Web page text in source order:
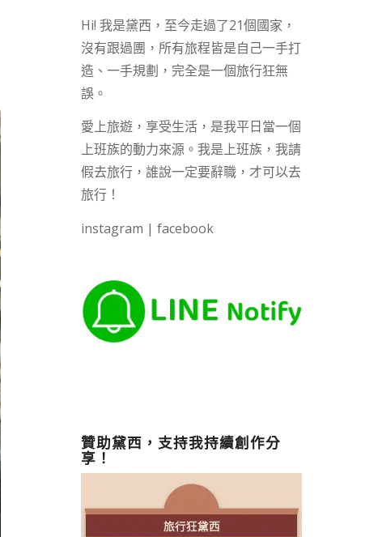
Hi! 我是黛西，至今走過了21個國家，
沒有跟過團，所有旅程皆是自己一手打
造、一手規劃，完全是一個旅行狂無
誤。
愛上旅遊，享受生活，是我平日當一個
上班族的動力來源。我是上班族，我請
假去旅行，誰說一定要辭職，才可以去
旅行！
instagram | facebook
贊助黛西，支持我持續創作分
享！